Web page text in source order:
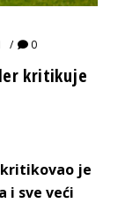
0
kritikuje
kritikovao je
i sve veći